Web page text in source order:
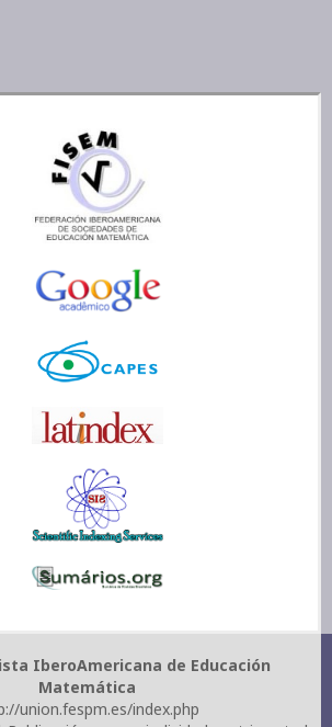
IberoAmericana de Educación
Matemática
union.fespm.es/index.php